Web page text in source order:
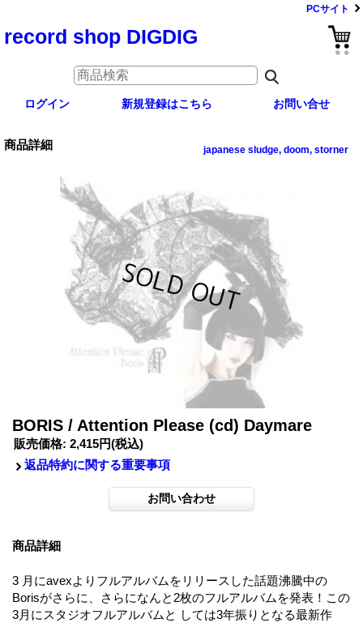
PCサイト
record shop DIGDIG
ログイン 新規登録はこちら お問い合せ
商品詳細 japanese sludge, doom, storner
BORIS / Attention Please (cd) Daymare
販売価格: 2,415円(税込)
返品特約に関する重要事項
商品詳細
3 月にavexよりフルアルバムをリリースした話題沸騰中の
Borisがさらに、さらになんと2枚のフルアルバムを発表！この
3月にスタジオフルアルバムと しては3年振りとなる最新作